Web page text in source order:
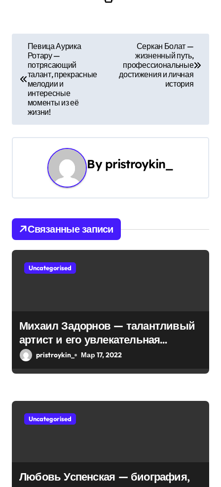
в
г
а
п
о
и
с
я
Певица Аурика
Ротару —
потрясающий
талант, прекрасные
мелодии и
интересные
моменты из её
жизни!
Серкан Болат —
жизненный путь,
профессиональные
достижения и личная
история
By pristroykin_
Связанные записи
Uncategorised
Михаил Задорнов — талантливый
артист и его увлекательная
биография — выдающиеся
pristroykin_ Мар 17, 2022
Uncategorised
Любовь Успенская — биография,